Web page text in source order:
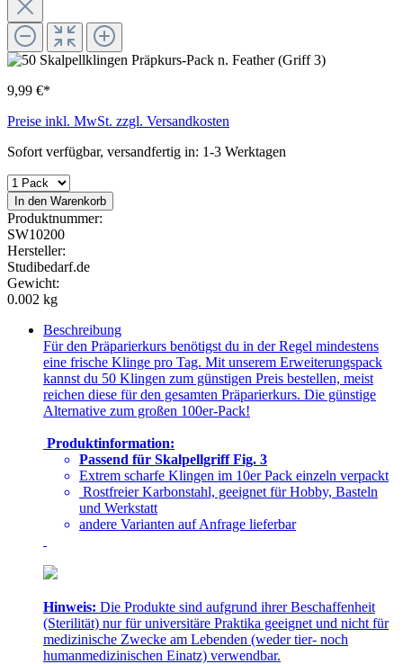
9,99 €*
Preise inkl. MwSt. zzgl. Versandkosten
Sofort verfügbar, versandfertig in: 1-3 Werktagen
In den Warenkorb
Produktnummer:
SW10200
Hersteller:
Studibedarf.de
Gewicht:
0.002 kg
Beschreibung
Für den Präparierkurs benötigst du in der Regel mindestens
eine frische Klinge pro Tag. Mit unserem Erweiterungspack
kannst du 50 Klingen zum günstigen Preis bestellen, meist
reichen diese für den gesamten Präparierkurs. Die günstige
Alternative zum großen 100er-Pack!
Produktinformation:
Passend für Skalpellgriff Fig. 3
Extrem scharfe Klingen im 10er Pack einzeln verpackt
Rostfreier Karbonstahl, geeignet für Hobby, Basteln
und Werkstatt
andere Varianten auf Anfrage lieferbar
Hinweis: Die Produkte sind aufgrund ihrer Beschaffenheit
(Sterilität) nur für universitäre Praktika geeignet und nicht für
medizinische Zwecke am Lebenden (weder tier- noch
humanmedizinischen Einatz) verwendbar.